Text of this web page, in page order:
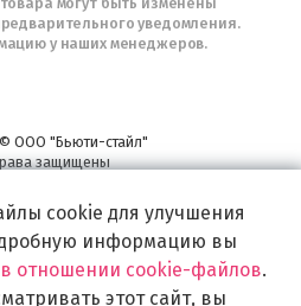
уведомления.
у наших менеджеров.
ООО "Бьюти-стайл"
защищены
аксессуаров и принадлежностей для
воплощения
по созданию Вашего образа и стиля.
cookie для улучшения
информацию вы
отношении cookie-файлов.
этот сайт, вы